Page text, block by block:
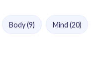
Body(9) Mind (20)